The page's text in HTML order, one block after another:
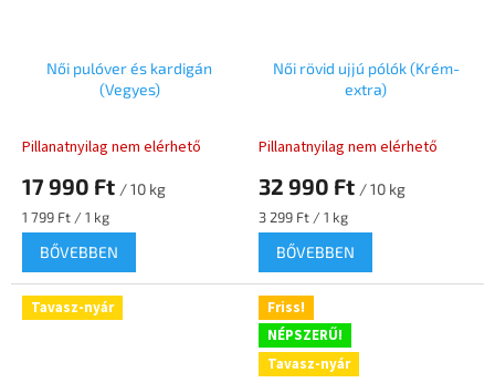
Női pulóver és kardigán
(Vegyes)
Pillanatnyilag nem elérhető
17 990 Ft / 10 kg
Egységár:
1 799 Ft / 1 kg
BŐVEBBEN
Női rövid ujjú pólók (Krém-
extra)
Pillanatnyilag nem elérhető
32 990 Ft / 10 kg
Egységár:
3 299 Ft / 1 kg
BŐVEBBEN
Tavasz-nyár
Friss!
NÉPSZERŰ!
Tavasz-nyár